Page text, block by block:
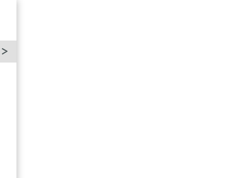
Лада Искра
>